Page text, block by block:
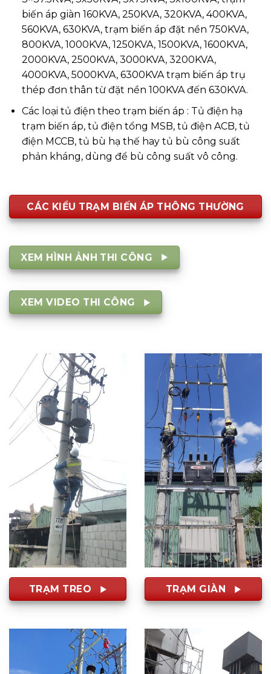
biến áp giàn 160KVA, 250KVA, 320KVA, 400KVA,
560KVA, 630KVA, trạm biến áp đặt nền 750KVA,
800KVA, 1000KVA, 1250KVA, 1500KVA, 1600KVA,
2000KVA, 2500KVA, 3000KVA, 3200KVA,
4000KVA, 5000KVA, 6300KVA trạm biến áp trụ
thép đơn thân từ đặt nền 100KVA đến 630KVA.
Các loại tủ điện theo trạm biến áp : Tủ điện hạ
trạm biến áp, tủ điện tổng MSB, tủ điện ACB, tủ
điện MCCB, tủ bù hạ thế hay tủ bù công suất
phản kháng, dùng để bù công suất vô công.
CÁC KIỂU TRẠM BIẾN ÁP THÔNG THƯỜNG
XEM HÌNH ẢNH THI CÔNG
XEM VIDEO THI CÔNG
TRẠM TREO TRẠM GIÀN